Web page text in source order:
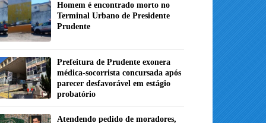
Homem é encontrado morto no
Terminal Urbano de Presidente
Prudente
Prefeitura de Prudente exonera
médica-socorrista concursada após
parecer desfavorável em estágio
probatório
Atendendo pedido de moradores,